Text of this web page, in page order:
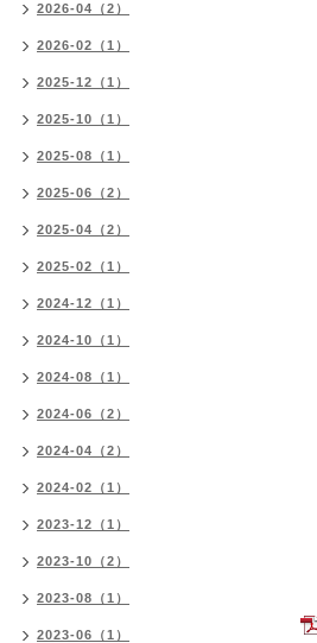
2026-04（2）
2026-02（1）
2025-12（1）
2025-10（1）
2025-08（1）
2025-06（2）
2025-04（2）
2025-02（1）
2024-12（1）
2024-10（1）
2024-08（1）
2024-06（2）
2024-04（2）
2024-02（1）
2023-12（1）
2023-10（2）
2023-08（1）
2023-06（1）